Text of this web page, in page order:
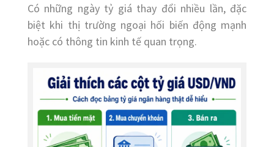
Có những ngày tỷ giá thay đổi nhiều lần, đặc
biệt khi thị trường ngoại hối biến động mạnh
hoặc có thông tin kinh tế quan trọng.